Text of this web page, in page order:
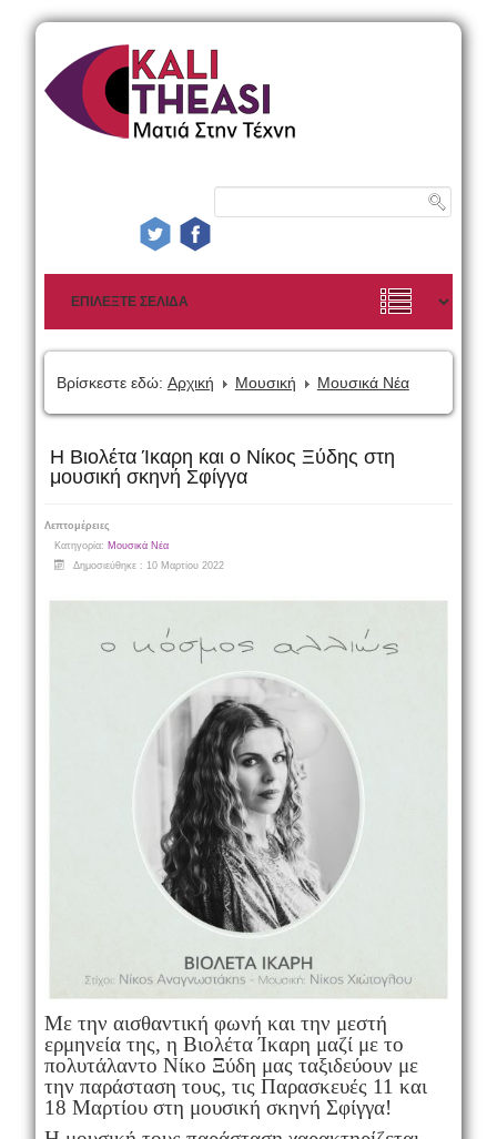
Βρίσκεστε εδώ: Αρχική Μουσική Μουσικά Νέα
Η Βιολέτα Ίκαρη και ο Νίκος Ξύδης στη
μουσική σκηνή Σφίγγα
Λεπτομέρειες
Κατηγορία: Μουσικά Νέα
Δημοσιεύθηκε : 10 Μαρτίου 2022
Με την αισθαντική φωνή και την μεστή
ερμηνεία της, η Βιολέτα Ίκαρη μαζί με το
πολυτάλαντο Νίκο Ξύδη μας ταξιδεύουν με
την παράσταση τους, τις Παρασκευές 11 και
18 Μαρτίου στη μουσική σκηνή Σφίγγα!